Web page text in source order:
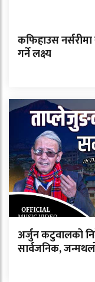
कफिहाउस
गर्ने लक्ष्य
अर्जुन कटुवालको
सार्वजनिक,